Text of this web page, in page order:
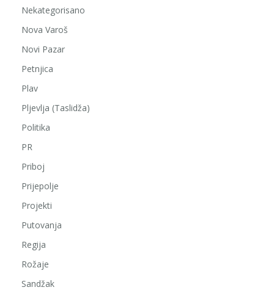
Nekategorisano
Nova Varoš
Novi Pazar
Petnjica
Plav
Pljevlja (Taslidža)
Politika
PR
Priboj
Prijepolje
Projekti
Putovanja
Regija
Rožaje
Sandžak